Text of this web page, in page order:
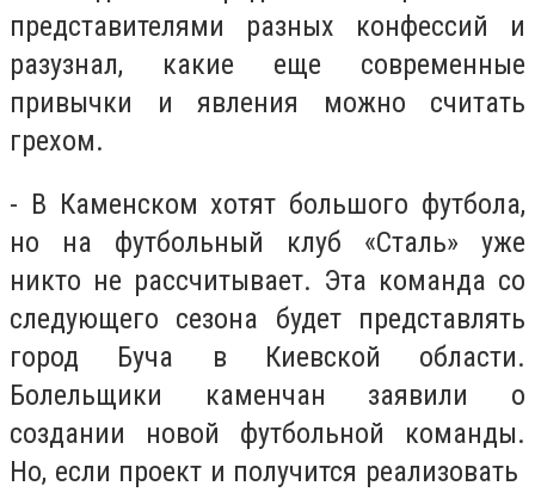
представителями разных конфессий и
разузнал, какие еще современные
привычки и явления можно считать
грехом.
- В Каменском хотят большого футбола,
но на футбольный клуб «Сталь» уже
никто не рассчитывает. Эта команда со
следующего сезона будет представлять
город Буча в Киевской области.
Болельщики каменчан заявили о
создании новой футбольной команды.
Но, если проект и получится реализовать